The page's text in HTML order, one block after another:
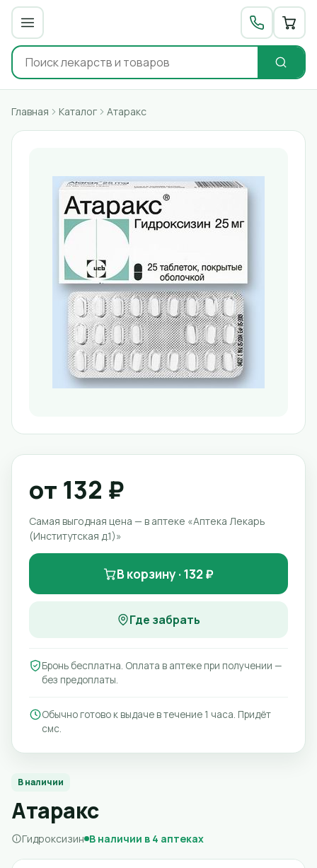
Главная Каталог Атаракс
В наличии
Атаракс
Гидроксизин В наличии в 4 аптеках
от 132 ₽
Самая выгодная цена — в аптеке «Аптека Лекарь
(Институтская д.1)»
В корзину · 132 ₽
Где забрать
Бронь бесплатна. Оплата в аптеке при получении —
без предоплаты.
Обычно готово к выдаче в течение 1 часа. Придёт
смс.